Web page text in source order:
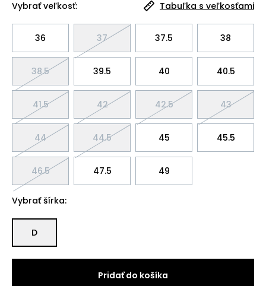
Vybrať veľkosť: Tabuľka s veľkosťami
36 37 37.5 38
38.5 39.5 40 40.5
41.5 42 42.5 43
44 44.5 45 45.5
46.5 47.5 49
Vybrať šírka:
D
Pridať do košíka